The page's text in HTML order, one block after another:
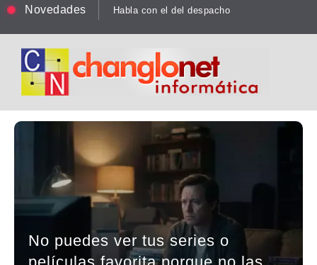
Novedades Habla con el del despacho
No puedes ver tus series o